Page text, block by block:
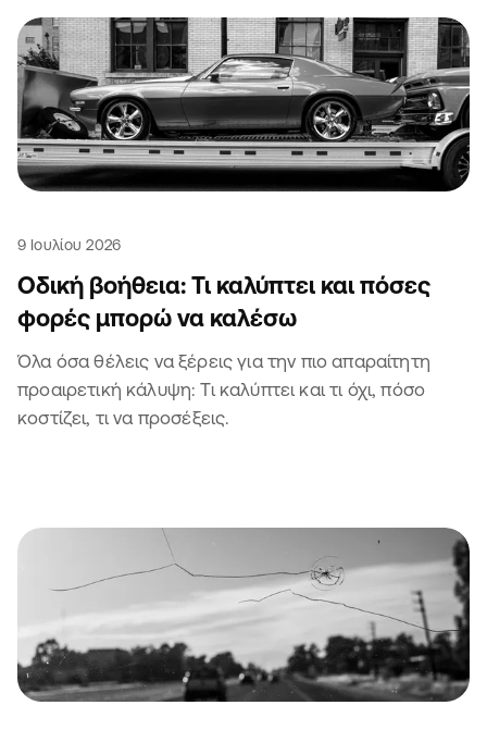
9 Ιουλίου 2026
Οδική βοήθεια: Τι καλύπτει και πόσες
φορές μπορώ να καλέσω
Όλα όσα θέλεις να ξέρεις για την πιο απαραίτητη
προαιρετική κάλυψη: Τι καλύπτει και τι όχι, πόσο
κοστίζει, τι να προσέξεις.